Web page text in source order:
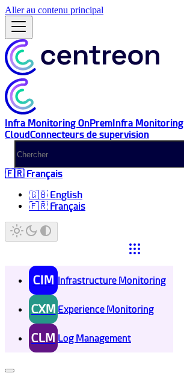
Aller au contenu principal
Infra Monitoring OnPremInfra Monitoring
CloudConnecteurs de supervision
🇫🇷 Français
🇬🇧 English
🇫🇷 Français
CIM Infrastructure Monitoring
CXM Experience Monitoring
CLM Log Management